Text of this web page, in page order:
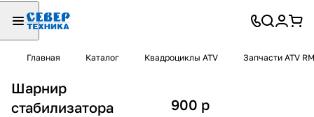
Главная Каталог Квадроциклы ATV Запчасти ATV
Шарнир
стабилизатора
900 p